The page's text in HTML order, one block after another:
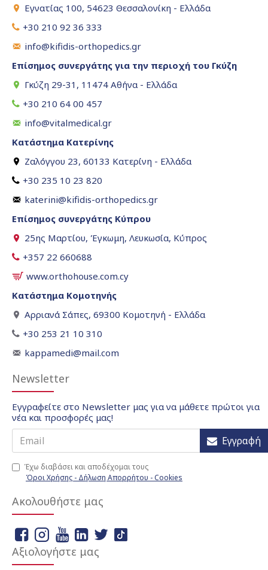
Εγνατίας 100, 54623 Θεσσαλονίκη - Ελλάδα
+30 210 92 36 333
info@kifidis-orthopedics.gr
Επίσημος συνεργάτης για την περιοχή του Γκύζη
Γκύζη 29-31, 11474 Αθήνα - Ελλάδα
+30 210 64 00 457
info@vitalmedical.gr
Κατάστημα Κατερίνης
Ζαλόγγου 23, 60133 Κατερίνη - Ελλάδα
+30 235 10 23 820
katerini@kifidis-orthopedics.gr
Επίσημος συνεργάτης Κύπρου
25ης Μαρτίου, Έγκωμη, Λευκωσία, Κύπρος
+357 22 660688
www.orthohouse.com.cy
Κατάστημα Κομοτηνής
Αρριανά Σάπες, 69300 Κομοτηνή - Ελλάδα
+30 253 21 10 310
kappamedi@mail.com
Newsletter
Εγγραφείτε στο Newsletter μας για να μάθετε πρώτοι για
νέα και προσφορές μας!
Εγγραφή
Έχω διαβάσει και αποδέχομαι τους
Όροι Χρήσης - Δήλωση Απορρήτου - Cookies
Ακολουθήστε μας
Αξιολογήστε μας